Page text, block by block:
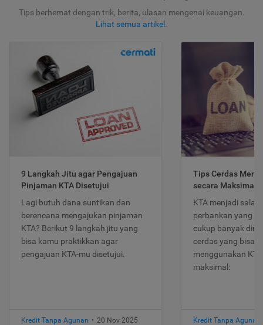
Tips berhemat dengan trik, berita, ulasan mengenai keuangan.
Lihat semua artikel .
9 Langkah Jitu agar Pengajuan
Pinjaman KTA Disetujui
Lagi butuh dana suntikan dan
berencana mengajukan pinjaman
KTA? Berikut 9 langkah jitu yang
bisa kamu praktikkan agar
pengajuan KTA-mu disetujui.
Kredit Tanpa Agunan • 20 Nov 2025
Tips Cerdas
secara Maksimal
KTA menjadi
perbankan yang
cukup banyak
cerdas yang bisa
menggunakan
maksimal:
Kredit Tanpa Agunan